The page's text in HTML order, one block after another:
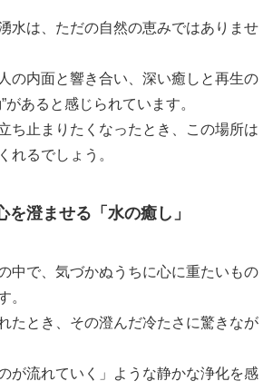
水は、ただの自然の恵みではありませ
の内面と響き合い、深い癒しと再生の
があると感じられています。
ち止まりたくなったとき、この場所は
れるでしょう。
を澄ませる「水の癒し」
中で、気づかぬうちに心に重たいもの
。
たとき、その澄んだ冷たさに驚きなが
が流れていく」ような静かな浄化を感